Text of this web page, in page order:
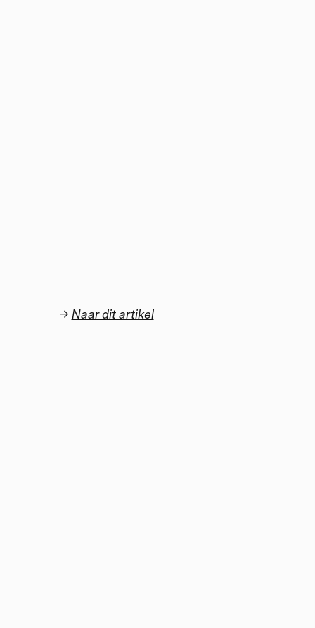
→ Naar dit artikel